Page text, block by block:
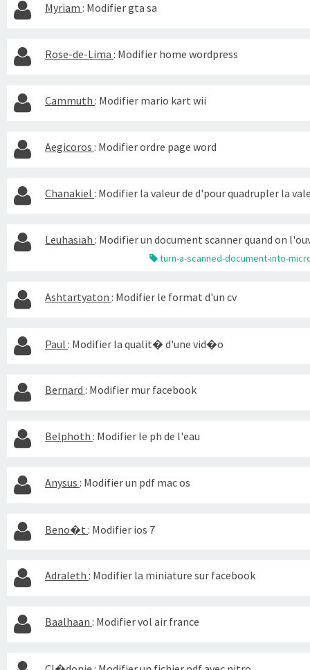
Myriam : Modifier gta sa
Rose-de-Lima : Modifier home wordpress
Cammuth : Modifier mario kart wii
Aegicoros : Modifier ordre page word
Chanakiel : Modifier la valeur de d'pour quadrupler la
Leuhasiah : Modifier un document scanner quand on
turn-a-scanned-document-into-
Ashtartyaton : Modifier le format d'un cv
Paul : Modifier la qualit� d'une vid�o
Bernard : Modifier mur facebook
Belphoth : Modifier le ph de l'eau
Anysus : Modifier un pdf mac os
Beno�t : Modifier ios 7
Adraleth : Modifier la miniature sur facebook
Baalhaan : Modifier vol air france